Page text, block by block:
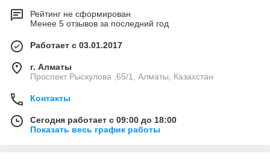
Рейтинг не сформирован
Менее 5 отзывов за последний год
Работает с 03.01.2017
г. Алматы
Проспект Рыскулова ,65/1, Алматы, Казахстан
Контакты
Сегодня работает с 09:00 до 18:00
Показать весь график работы